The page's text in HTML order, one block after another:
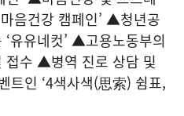
음건강 캠페인’ ▲청년공
유유네컷’ ▲고용노동부의
접수 ▲병역 진로 상담 및
인 ‘4색사색(思索) 쉼표,